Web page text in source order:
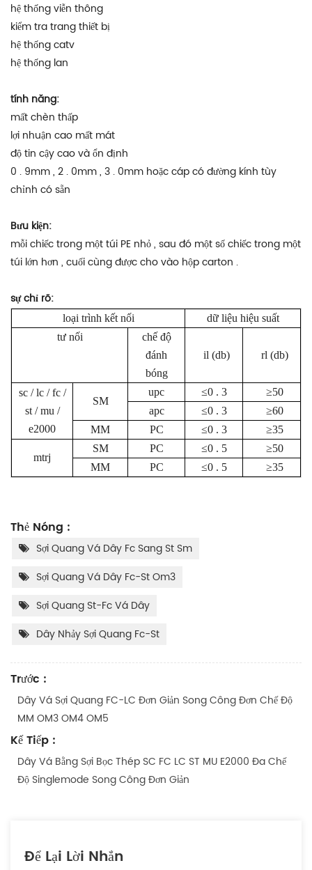
hệ thống viễn thông
kiểm tra trang thiết bị
hệ thống catv
hệ thống lan
tính năng:
mất chèn thấp
lợi nhuận cao mất mát
độ tin cậy cao và ổn định
0 . 9mm , 2 . 0mm , 3 . 0mm hoặc cáp có đường kính tùy
chỉnh có sẵn
Bưu kiện:
mỗi chiếc trong một túi PE nhỏ , sau đó một số chiếc trong một
túi lớn hơn , cuối cùng được cho vào hộp carton .
sự chỉ rõ:
loại trình kết nối
dữ liệu hiệu suất
tư nối
chế độ
đánh
bóng
il (db) rl (db)
sc / lc / fc /
st / mu /
e2000
SM
upc ≤0 . 3
≥50
apc
≤0 . 3
≥60
MM
PC ≤0 . 3 ≥35
mtrj
SM PC ≤0 . 5
≥50
MM
PC ≤0 . 5 ≥35
Thẻ Nóng :
Sợi Quang Vá Dây Fc Sang St Sm
Sợi Quang Vá Dây Fc-St Om3
Sợi Quang St-Fc Vá Dây
Dây Nhảy Sợi Quang Fc-St
Trước :
Dây Vá Sợi Quang FC-LC Đơn Giản Song Công Đơn Chế Độ
MM OM3 OM4 OM5
Kế Tiếp :
Dây Vá Bằng Sợi Bọc Thép SC FC LC ST MU E2000 Đa Chế
Độ Singlemode Song Công Đơn Giản
Để Lại Lời Nhắn